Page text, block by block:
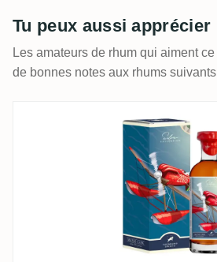
Tu peux aussi apprécier
Les amateurs de rhum qui aiment
de bonnes notes aux rhums suivants
Vagabond Spirits New